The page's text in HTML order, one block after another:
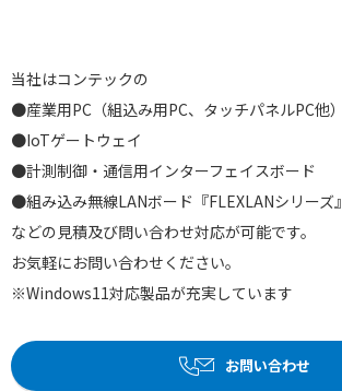
当社はコンテックの
●産業用PC（組込み用PC、タッチパネルPC他）
●IoTゲートウェイ
●計測制御・通信用インターフェイスボード
●組み込み無線LANボード『FLEXLANシリーズ』
などの見積及び問い合わせ対応が可能です。
お気軽にお問い合わせください。
※Windows11対応製品が充実しています
お問い合わせ